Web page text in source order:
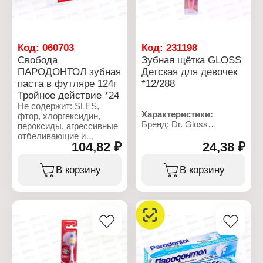
натрия, Ароматизатор,
Бензиловый спирт,
Натрий, Сахарин,
бикарбонат натрия,
Лимонен.
Характеристики:
Бренд: Colgate
Тип товара: Зубная паста
Название:
"Максимальная защита
Состав: с фтором и
кальцием
Вкус: двойная мята
Объем: 100 мл
Упаковка: туба в коробке
Активные компоненты:
Код: 060703
Свобода
ПАРОДОНТОЛ зубная
паста в футляре 124г
Тройное действие *24
Не содержит: SLES,
фтор, хлоргексидин,
пероксиды, агрессивные
отбеливающие и
абразивные компоненты.
Состав: Вода, Глицерин,
Гидратированный
диоксид кремния,
Целлюлозная камедь,
Ароматизатор,
Бикарбонат натрия,
тетракалийпирофосфат,
тринатрийфосфат,
104,82 ₽
В корзину
Код:231198
Зубная щётка GLOSS
Детская для девочек
*12/288
Характеристики:
Бренд: Dr. Gloss
Жесткость щетины:
мягкая
Назначение: детская,
Рекомендуемый возраст:
0
Материал:
полипропилен, нейлон
Упаковка: блистер
24,38 ₽
В корзину